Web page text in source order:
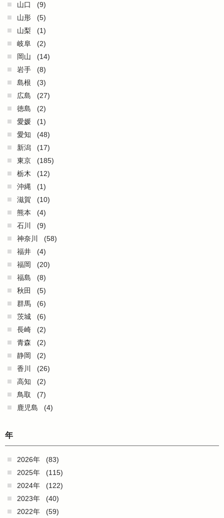
山口
(9)
山形
(5)
山梨
(1)
岐阜
(2)
岡山
(14)
岩手
(8)
島根
(3)
広島
(27)
徳島
(2)
愛媛
(1)
愛知
(48)
新潟
(17)
東京
(185)
栃木
(12)
沖縄
(1)
滋賀
(10)
熊本
(4)
石川
(9)
神奈川
(58)
福井
(4)
福岡
(20)
福島
(8)
秋田
(5)
群馬
(6)
茨城
(6)
長崎
(2)
青森
(2)
静岡
(2)
香川
(26)
高知
(2)
鳥取
(7)
鹿児島
(4)
年
2026年
(83)
2025年
(115)
2024年
(122)
2023年
(40)
2022年
(59)